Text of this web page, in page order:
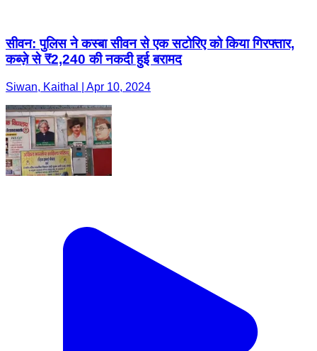
सीवन: पुलिस ने कस्बा सीवन से एक सटोरिए को किया गिरफ्तार,
कब्ज़े से ₹2,240 की नकदी हुई बरामद
Siwan, Kaithal | Apr 10, 2024